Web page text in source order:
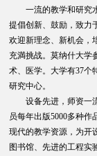
一流的教学和研究
提倡创新、鼓励，致力
欢迎新理念、新机会，
充満挑战。莫纳什大学
术、医学。大学有37个
研究中心。
设备先进，师资一
员每年出版5000多种
现代的教学资源，为开
图书馆、先进的工程实